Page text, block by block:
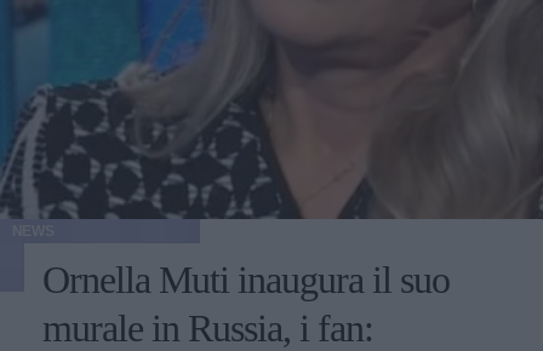
Ornella Muti inaugura il suo
murale in Russia, i fan: